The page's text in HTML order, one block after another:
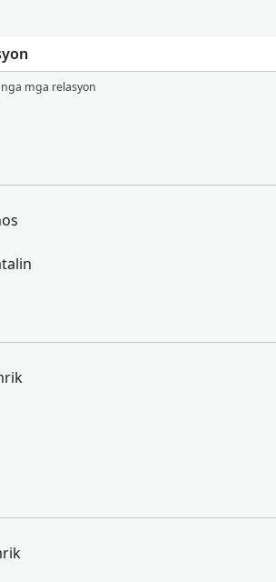
mga relasyon